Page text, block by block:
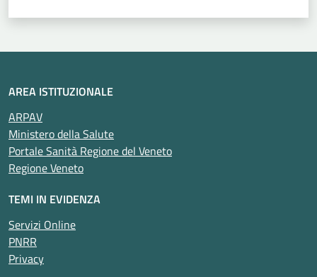
AREA ISTITUZIONALE
ARPAV
Ministero della Salute
Portale Sanità Regione del Veneto
Regione Veneto
TEMI IN EVIDENZA
Servizi Online
PNRR
Privacy